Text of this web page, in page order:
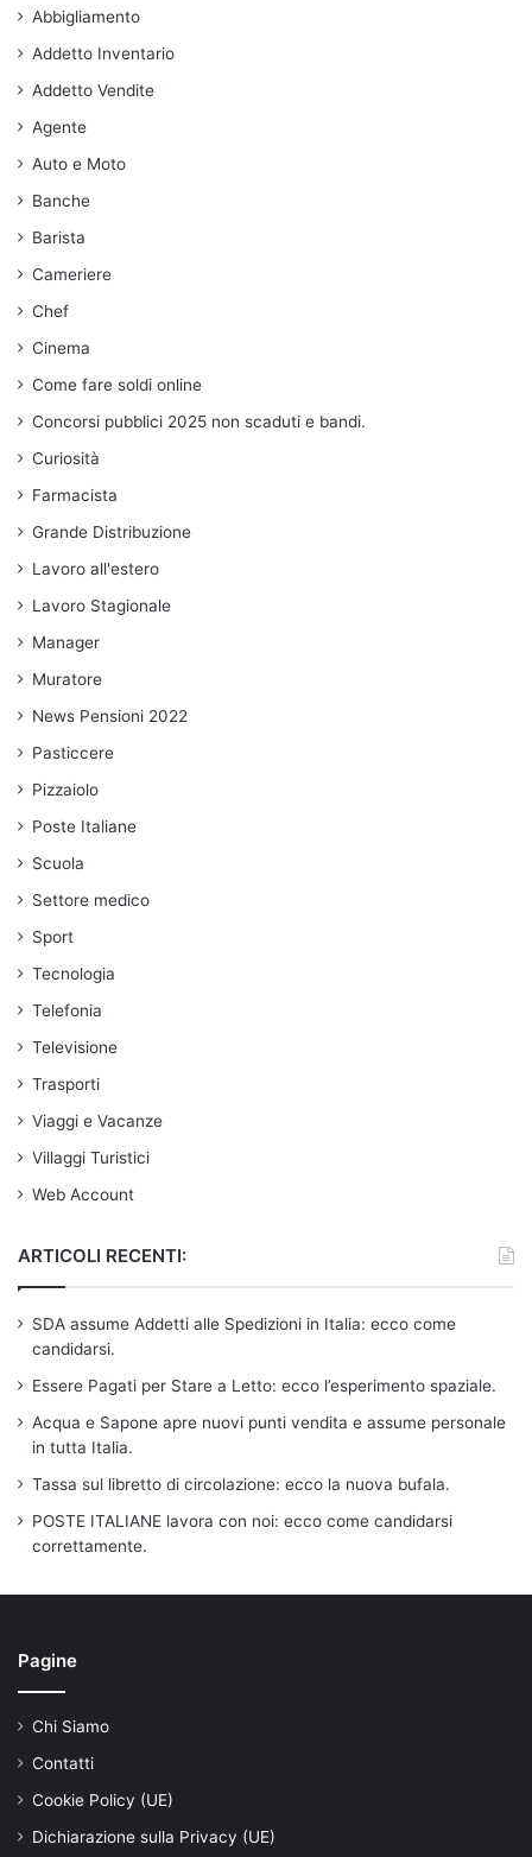
Abbigliamento
Addetto Inventario
Addetto Vendite
Agente
Auto e Moto
Banche
Barista
Cameriere
Chef
Cinema
Come fare soldi online
Concorsi pubblici 2025 non scaduti e bandi.
Curiosità
Farmacista
Grande Distribuzione
Lavoro all'estero
Lavoro Stagionale
Manager
Muratore
News Pensioni 2022
Pasticcere
Pizzaiolo
Poste Italiane
Scuola
Settore medico
Sport
Tecnologia
Telefonia
Televisione
Trasporti
Viaggi e Vacanze
Villaggi Turistici
Web Account
ARTICOLI RECENTI:
SDA assume Addetti alle Spedizioni in Italia: ecco come
candidarsi.
Essere Pagati per Stare a Letto: ecco l’esperimento spaziale.
Acqua e Sapone apre nuovi punti vendita e assume personale
in tutta Italia.
Tassa sul libretto di circolazione: ecco la nuova bufala.
POSTE ITALIANE lavora con noi: ecco come candidarsi
correttamente.
Pagine
Chi Siamo
Contatti
Cookie Policy (UE)
Dichiarazione sulla Privacy (UE)